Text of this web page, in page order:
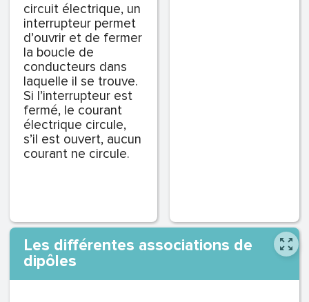
circuit électrique, un
interrupteur permet
d’ouvrir et de fermer
la boucle de
conducteurs dans
laquelle il se trouve.
Si l’interrupteur est
fermé, le courant
électrique circule,
s’il est ouvert, aucun
courant ne circule.
Les différentes associations de
dipôles